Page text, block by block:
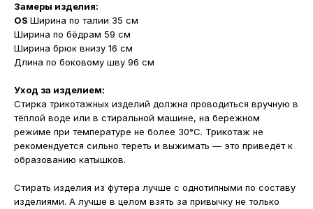
Замеры изделия:
OS Ширина по талии 35 см
Ширина по бёдрам 59 см
Ширина брюк внизу 16 см
Длина по боковому шву 96 см
Уход за изделием:
Стирка трикотажных изделий должна проводиться вручную в
тёплой воде или в стиральной машине, на бережном
режиме при температуре не более 30°С. Трикотаж не
рекомендуется сильно тереть и выжимать — это приведёт к
образованию катышков.
Стирать изделия из футера лучше с однотипными по составу
изделиями. А лучше в целом взять за привычку не только